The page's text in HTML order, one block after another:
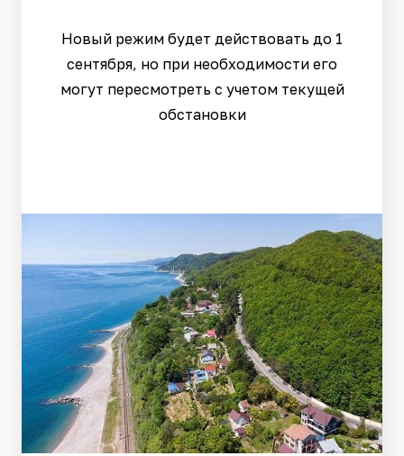
Новый режим будет действовать до 1
сентября, но при необходимости его
могут пересмотреть с учетом текущей
обстановки